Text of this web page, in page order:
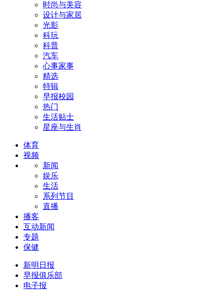
时尚与美容
设计与家居
光影
科玩
科普
汽车
心事家事
精选
特辑
早报校园
热门
生活贴士
星座与生肖
体育
视频
新闻
娱乐
生活
系列节目
直播
播客
互动新闻
专题
保健
新明日报
早报俱乐部
电子报